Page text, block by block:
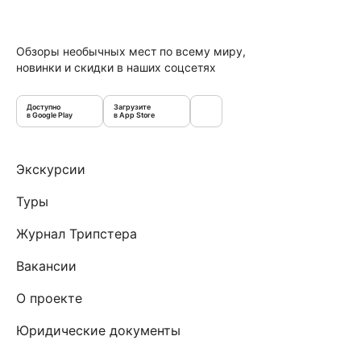
Обзоры необычных мест по всему миру,
новинки и скидки в наших соцсетях
Доступно
в Google Play
Загрузите
в App Store
Экскурсии
Туры
Журнал Трипстера
Вакансии
О проекте
Юридические документы